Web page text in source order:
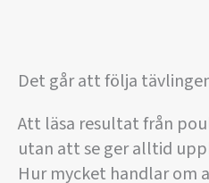
Det går att följa
Att läsa resultat från
utan att se ger alltid
Hur mycket handlar om